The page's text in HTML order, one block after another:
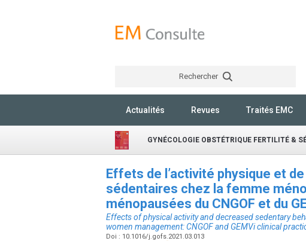
Rechercher
Actualités Revues Traités EMC
GYNÉCOLOGIE OBSTÉTRIQUE FERTILITÉ &
Effets de l’activité physique et
sédentaires chez la femme
ménopausées du CNGOF et du
Effects of physical activity and decreased sedentary
women management: CNGOF and GEMVi clinical
Doi : 10.1016/j.gofs.2021.03.013